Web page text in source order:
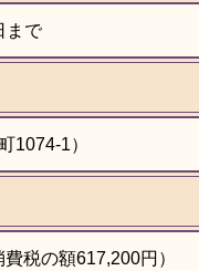
まで
1074-1）
税の額617,200円）